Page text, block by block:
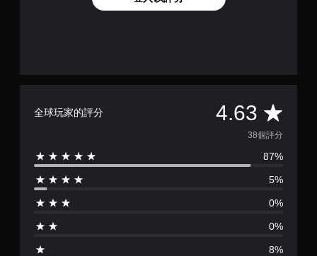
全球玩家的評分 4.63 平
均
評
分
4
38個評分
87%
5%
0%
0%
8%